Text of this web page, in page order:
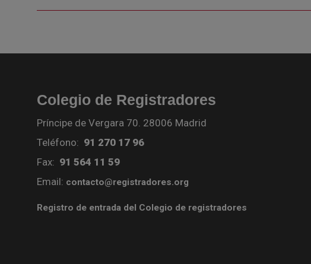
Colegio de Registradores
Príncipe de Vergara 70. 28006 Madrid
Teléfono: 91 270 17 96
Fax: 91 564 11 59
Email: contacto@registradores.org
Registro de entrada del Colegio de registradores